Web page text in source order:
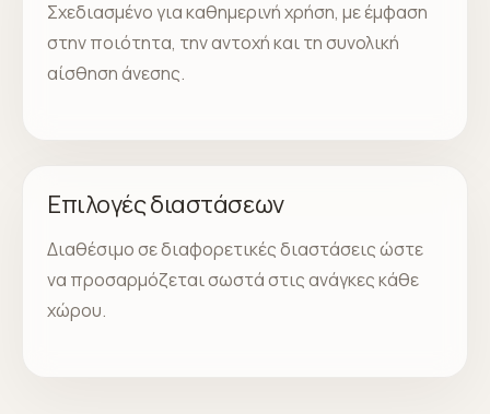
Σχεδιασμένο για καθημερινή χρήση, με έμφαση
στην ποιότητα, την αντοχή και τη συνολική
αίσθηση άνεσης.
Επιλογές διαστάσεων
Διαθέσιμο σε διαφορετικές διαστάσεις ώστε
να προσαρμόζεται σωστά στις ανάγκες κάθε
χώρου.